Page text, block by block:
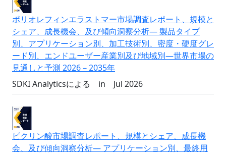
ポリオレフィンエラストマー市場調査レポート、規模と
シェア、成長機会、及び傾向洞察分析― 製品タイプ
別、アプリケーション別、加工技術別、密度・硬度グレ
ード別、エンドユーザー産業別及び地域別―世界市場の
見通しと予測 2026－2035年
SDKI Analyticsによる
in Jul 2026
ピクリン酸市場調査レポート、規模とシェア、成長機
会、及び傾向洞察分析― アプリケーション別、最終用